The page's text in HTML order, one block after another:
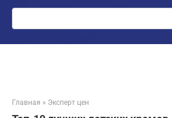
Поиск:
Главная » Эксперт цен